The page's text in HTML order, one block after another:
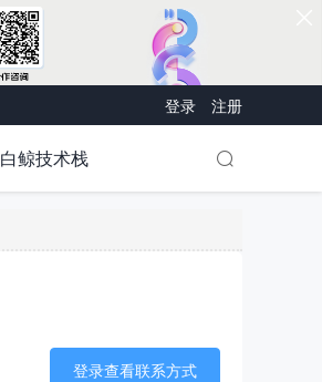
登录 注册
白鲸技术栈
登录查看联系方式